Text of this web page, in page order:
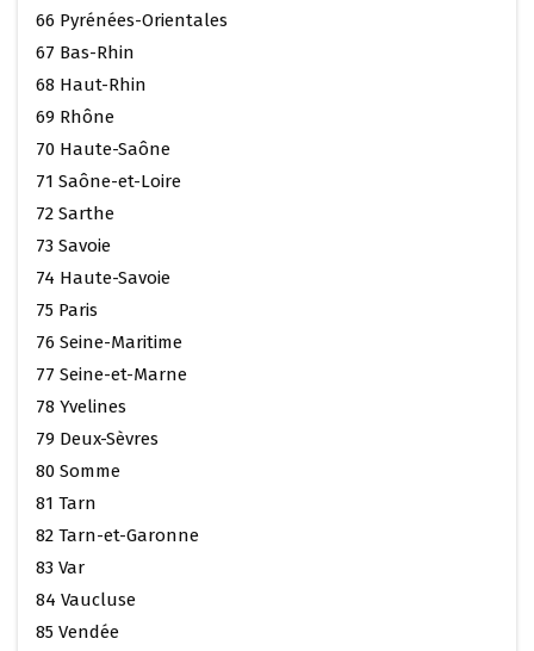
66 Pyrénées-Orientales
67 Bas-Rhin
68 Haut-Rhin
69 Rhône
70 Haute-Saône
71 Saône-et-Loire
72 Sarthe
73 Savoie
74 Haute-Savoie
75 Paris
76 Seine-Maritime
77 Seine-et-Marne
78 Yvelines
79 Deux-Sèvres
80 Somme
81 Tarn
82 Tarn-et-Garonne
83 Var
84 Vaucluse
85 Vendée